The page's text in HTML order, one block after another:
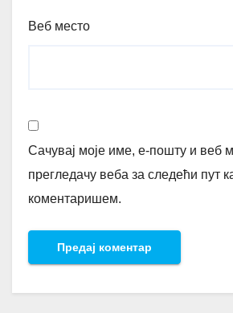
Веб место
Сачувај моје име, е-пошту и веб
прегледачу веба за следећи пут
коментаришем.